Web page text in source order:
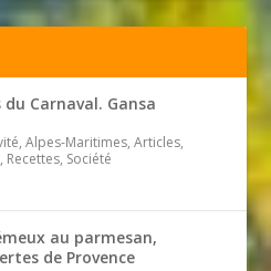
du Carnaval. Gansa
Alpes-Maritimes, Articles,
Recettes, Société
au parmesan,
de Provence